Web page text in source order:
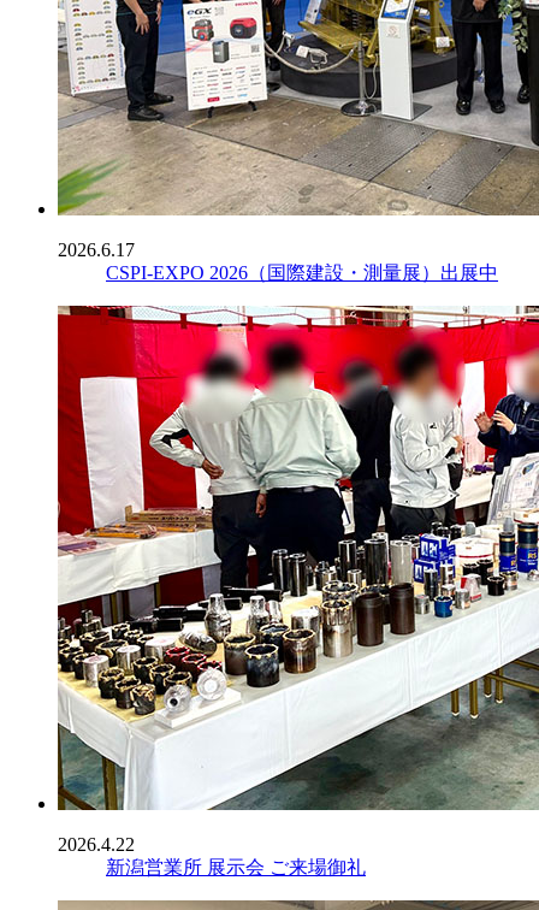
2026.6.17
CSPI-EXPO 2026（国際建設・測量展）出展中
2026.4.22
新潟営業所 展示会 ご来場御礼